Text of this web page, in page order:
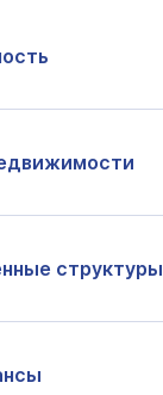
структуры